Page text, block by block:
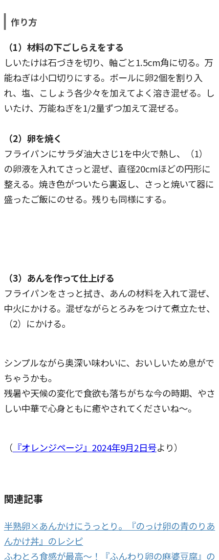
作り方
（1）材料の下ごしらえをする
しいたけは石づきを切り、軸ごと1.5cm角に切る。万
能ねぎは小口切りにする。ボールに卵2個を割り入
れ、塩、こしょう各少々を加えてよく溶き混ぜる。し
いたけ、万能ねぎを1/2量ずつ加えて混ぜる。
（2）卵を焼く
フライパンにサラダ油大さじ1を中火で熱し、（1）
の卵液を入れてさっと混ぜ、直径20cmほどの円形に
整える。焼き色がついたら裏返し、さっと焼いて器に
盛ったご飯にのせる。残りも同様にする。
（3）あんを作って仕上げる
フライパンをさっと拭き、あんの材料を入れて混ぜ、
中火にかける。混ぜながらとろみをつけて煮立たせ、
（2）にかける。
シンプルながら奥深い味わいに、おいしいため息がで
ちゃうかも。
残暑や天候の変化で食欲も落ちがちな今の時期、やさ
しい中華で心身ともに癒やされてくださいね～。
（ 『オレンジページ』2024年9月2日号より）
関連記事
半熟卵×あんかけにうっとり。『のっけ卵の青のりあ
んかけ丼』のレシピ
ふわとろ食感が最高～！『ふんわり卵の麻婆豆腐』の